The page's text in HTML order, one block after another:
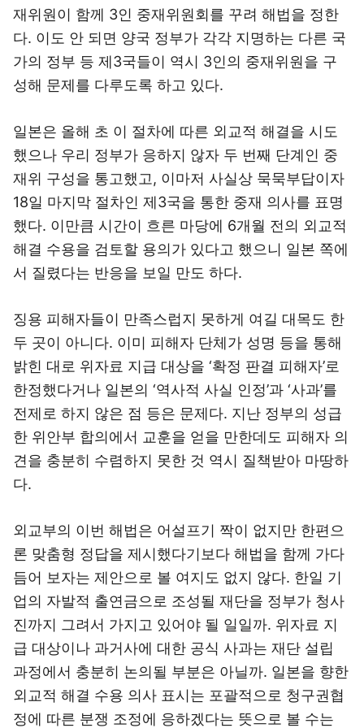
재위원이 함께 3인 중재위원회를 꾸려 해법을 정한
다. 이도 안 되면 양국 정부가 각각 지명하는 다른 국
가의 정부 등 제3국들이 역시 3인의 중재위원을 구
성해 문제를 다루도록 하고 있다.
일본은 올해 초 이 절차에 따른 외교적 해결을 시도
했으나 우리 정부가 응하지 않자 두 번째 단계인 중
재위 구성을 통고했고, 이마저 사실상 묵묵부답이자
18일 마지막 절차인 제3국을 통한 중재 의사를 표명
했다. 이만큼 시간이 흐른 마당에 6개월 전의 외교적
해결 수용을 검토할 용의가 있다고 했으니 일본 쪽에
서 질렸다는 반응을 보일 만도 하다.
징용 피해자들이 만족스럽지 못하게 여길 대목도 한
두 곳이 아니다. 이미 피해자 단체가 성명 등을 통해
밝힌 대로 위자료 지급 대상을 ‘확정 판결 피해자’로
한정했다거나 일본의 ‘역사적 사실 인정’과 ‘사과’를
전제로 하지 않은 점 등은 문제다. 지난 정부의 성급
한 위안부 합의에서 교훈을 얻을 만한데도 피해자 의
견을 충분히 수렴하지 못한 것 역시 질책받아 마땅하
다.
외교부의 이번 해법은 어설프기 짝이 없지만 한편으
론 맞춤형 정답을 제시했다기보다 해법을 함께 가다
듬어 보자는 제안으로 볼 여지도 없지 않다. 한일 기
업의 자발적 출연금으로 조성될 재단을 정부가 청사
진까지 그려서 가지고 있어야 될 일일까. 위자료 지
급 대상이나 과거사에 대한 공식 사과는 재단 설립
과정에서 충분히 논의될 부분은 아닐까. 일본을 향한
외교적 해결 수용 의사 표시는 포괄적으로 청구권협
정에 따른 분쟁 조정에 응하겠다는 뜻으로 볼 수는